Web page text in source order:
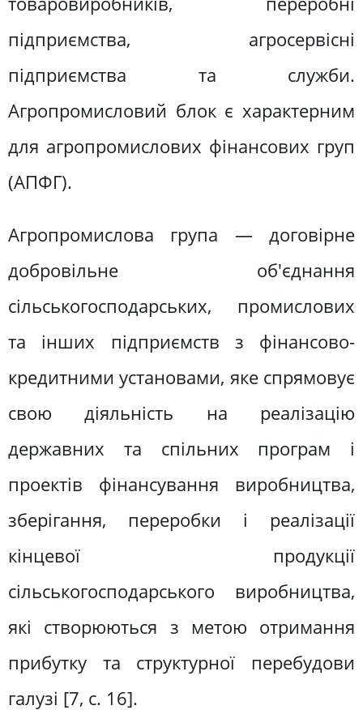
підприємства, агросервісні
підприємства та служби.
Агропромисловий блок є характерним
для агропромислових фінансових груп
(АПФГ).
Агропромислова група — договірне
добровільне об'єднання
сільськогосподарських, промислових
та інших підприємств з фінансово-
кредитними установами, яке спрямовує
свою діяльність на реалізацію
державних та спільних програм і
проектів фінансування виробництва,
зберігання, переробки і реалізації
кінцевої продукції
сільськогосподарського виробництва,
які створюються з метою отримання
прибутку та структурної перебудови
галузі [7, с. 16].